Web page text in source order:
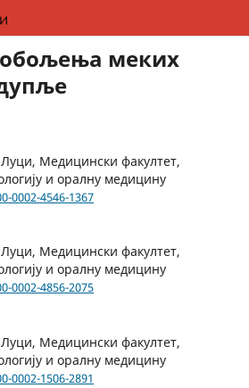
меких
Медицински факултет,
и оралну медицину
0002-4546-1367
Медицински факултет,
и оралну медицину
0002-4856-2075
Медицински факултет,
и оралну медицину
1506-2891